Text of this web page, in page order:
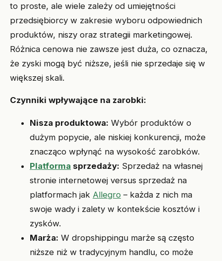
to proste, ale wiele zależy od umiejętności
przedsiębiorcy w zakresie wyboru odpowiednich
produktów, niszy oraz strategii marketingowej.
Różnica cenowa nie zawsze jest duża, co oznacza,
że zyski mogą być niższe, jeśli nie sprzedaje się w
większej skali.
Czynniki wpływające na zarobki:
Nisza produktowa: Wybór produktów o
dużym popycie, ale niskiej konkurencji, może
znacząco wpłynąć na wysokość zarobków.
Platforma sprzedaży: Sprzedaż na własnej
stronie internetowej versus sprzedaż na
platformach jak Allegro – każda z nich ma
swoje wady i zalety w kontekście kosztów i
zysków.
Marża: W dropshippingu marże są często
niższe niż w tradycyjnym handlu, co może